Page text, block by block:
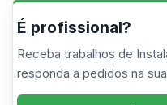
É profissional?
Receba trabalhos de
responda a pedidos na